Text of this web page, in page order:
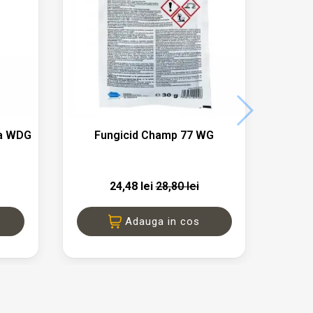
WDG
Vizualizare rapida
Fungicid Champ 77 WG
24,48 lei28,80 lei
Adauga in cos